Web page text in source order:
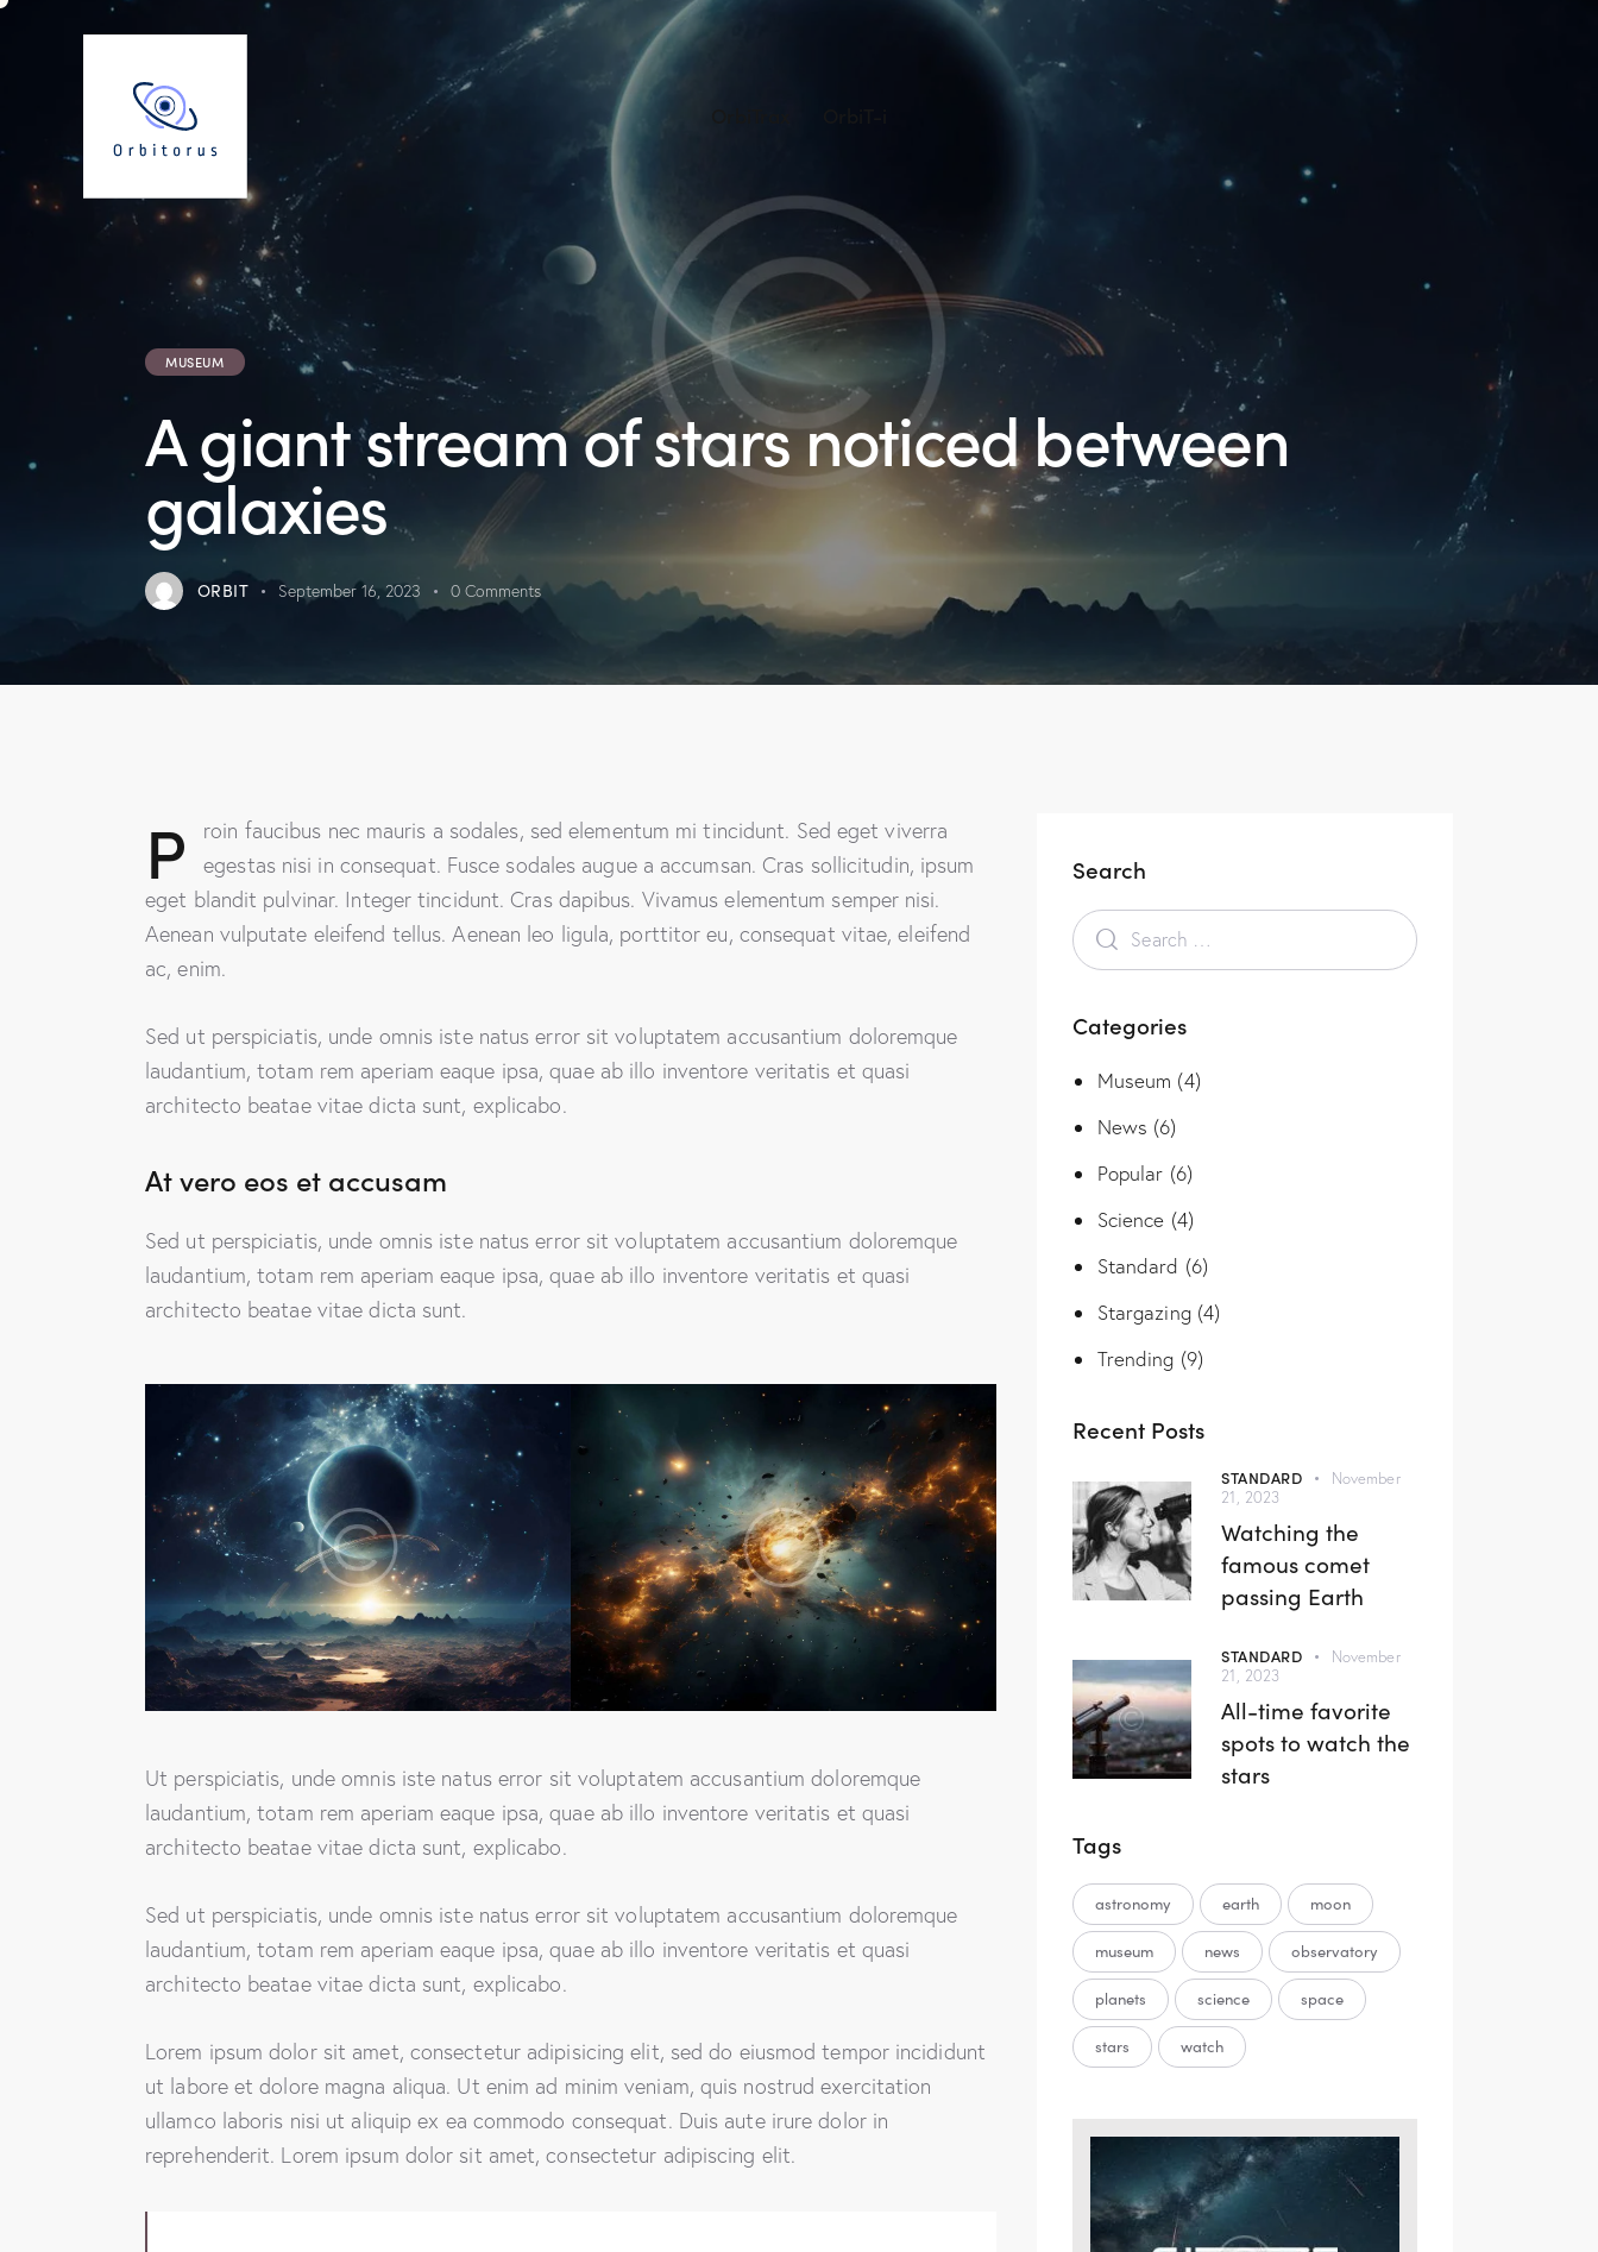
MUSEUM
A giant stream of stars noticed between
galaxies
ORBIT September 16, 2023 0 Comments
P
roin faucibus nec mauris a sodales, sed elementum mi tincidunt. Sed eget viverra
egestas nisi in consequat. Fusce sodales augue a accumsan. Cras sollicitudin, ipsum
eget blandit pulvinar. Integer tincidunt. Cras dapibus. Vivamus elementum semper nisi.
Aenean vulputate eleifend tellus. Aenean leo ligula, porttitor eu, consequat vitae, eleifend
ac, enim.
Sed ut perspiciatis, unde omnis iste natus error sit voluptatem accusantium doloremque
laudantium, totam rem aperiam eaque ipsa, quae ab illo inventore veritatis et quasi
architecto beatae vitae dicta sunt, explicabo.
At vero eos et accusam
Sed ut perspiciatis, unde omnis iste natus error sit voluptatem accusantium doloremque
laudantium, totam rem aperiam eaque ipsa, quae ab illo inventore veritatis et quasi
architecto beatae vitae dicta sunt.
Ut perspiciatis, unde omnis iste natus error sit voluptatem accusantium doloremque
laudantium, totam rem aperiam eaque ipsa, quae ab illo inventore veritatis et quasi
architecto beatae vitae dicta sunt, explicabo.
Sed ut perspiciatis, unde omnis iste natus error sit voluptatem accusantium doloremque
laudantium, totam rem aperiam eaque ipsa, quae ab illo inventore veritatis et quasi
architecto beatae vitae dicta sunt, explicabo.
Lorem ipsum dolor sit amet, consectetur adipisicing elit, sed do eiusmod tempor incididunt
ut labore et dolore magna aliqua. Ut enim ad minim veniam, quis nostrud exercitation
ullamco laboris nisi ut aliquip ex ea commodo consequat. Duis aute irure dolor in
reprehenderit. Lorem ipsum dolor sit amet, consectetur adipiscing elit.
Search
Categories
Museum (4)
News (6)
Popular (6)
Science (4)
Standard (6)
Stargazing(4)
Trending (9)
Recent Posts
STANDARD
November
21, 2023
Watching the
famous comet
passing Earth
STANDARD
November
21, 2023
All-time favorite
spots to watch the
stars
Tags
astronomy earth moon
museum news observatory
planets science space
stars watch